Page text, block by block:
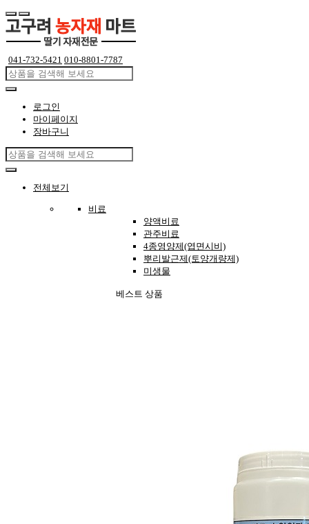
041-732-5421 010-8801-7787
로그인
마이페이지
장바구니
전체보기
비료
양액비료
관주비료
4종영양제(엽면시비)
뿌리발근제(토양개량제)
미생물
베스트 상품